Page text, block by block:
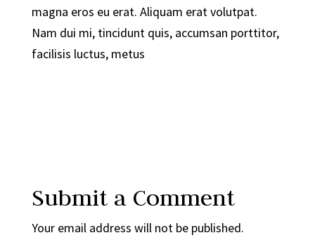
magna eros eu erat. Aliquam erat volutpat.
Nam dui mi, tincidunt quis, accumsan porttitor,
facilisis luctus, metus
Submit a Comment
Your email address will not be published.